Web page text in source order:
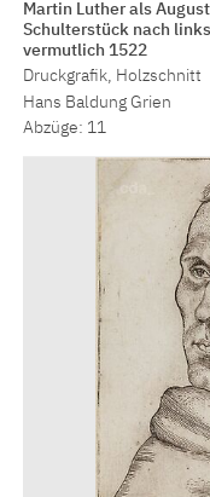
Martin Luther als
Schulterstück nach
vermutlich 1522
Druckgrafik, Holzschnitt
Hans Baldung Grien
Abzüge: 11